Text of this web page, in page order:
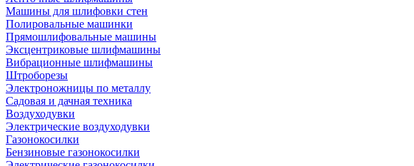
Машины для шлифовки стен
Полировальные машинки
Прямошлифовальные машины
Эксцентриковые шлифмашины
Вибрационные шлифмашины
Штроборезы
Электроножницы по металлу
Садовая и дачная техника
Воздуходувки
Электрические воздуходувки
Газонокосилки
Бензиновые газонокосилки